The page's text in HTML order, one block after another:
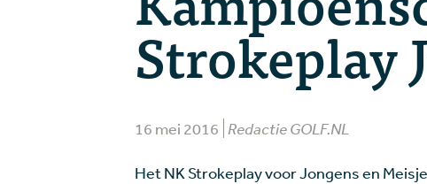
Strokeplay
16 mei 2016 Redactie GOLF.NL
Het NK Strokeplay voor Jongens en